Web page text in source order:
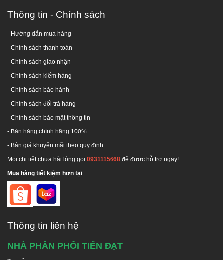
Trong suốt quá trình sử dụng, có vấn đề gì thắc
Cam kết: Chính hãng - Đúng chất lượng, bồi thường
100% giá trị đơn hàng nếu giao hàng không chính
hãng.
Hotline tư vấn:
Hãy liên hệ chúng tôi để nhận được tư vấn miễn phí
Thông tin - Chính sách
- Hướng dẫn mua hàng
- Chính sách thanh toán
- Chính sách giao nhận
- Chính sách kiểm hàng
- Chính sách bảo hành
- Chính sách đổi trả hàng
- Chính sách bảo mật thông tin
- Bán hàng chính hãng 100%
- Bán giá khuyến mãi theo quy định
Mọi chi tiết chưa hài lòng gọi 0931115668 để được hỗ trợ ngay!
Mua hàng tiết kiệm hơn tại
Thông tin liên hệ
NHÀ PHÂN PHỐI TIẾN ĐẠT